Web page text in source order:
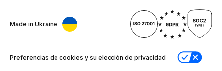
Made in Ukraine
Preferencias de cookies y su elección de privacidad